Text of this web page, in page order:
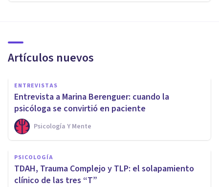
Artículos nuevos
ENTREVISTAS
Entrevista a Marina Berenguer: cuando la
psicóloga se convirtió en paciente
Psicología Y Mente
PSICOLOGÍA
TDAH, Trauma Complejo y TLP: el solapamiento
clínico de las tres “T”